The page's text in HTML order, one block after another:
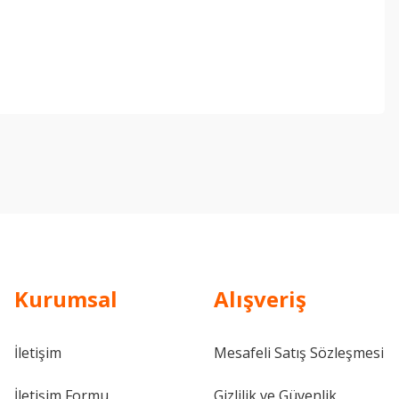
Kurumsal
İletişim
Alışveriş
Mesafeli Satış Sözleşmesi